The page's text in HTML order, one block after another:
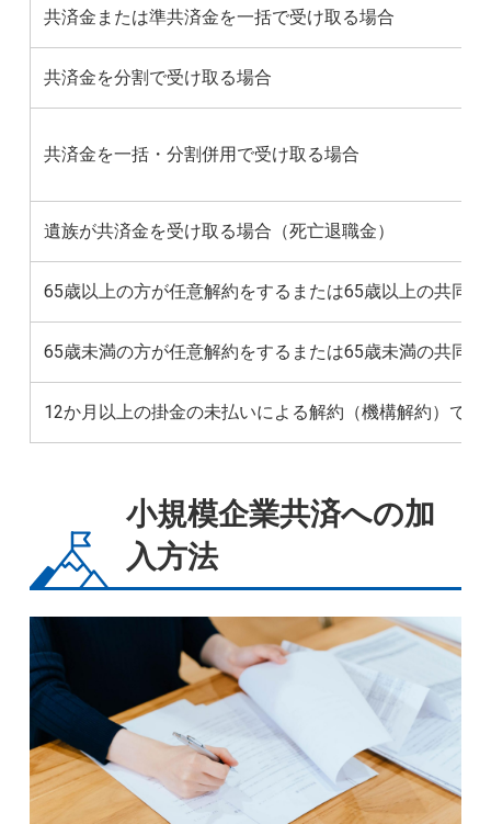
共済金または準共済金を一括で受け取る場合
共済金を分割で受け取る場合
共済金を一括・分割併用で受け取る場合
遺族が共済金を受け取る場合（死亡退職金）
65歳以上の方が任意解約をするまたは65歳以上の共同
65歳未満の方が任意解約をするまたは65歳未満の共同
12か月以上の掛金の未払いによる解約（機構解約）で
小規模企業共済への加
入方法